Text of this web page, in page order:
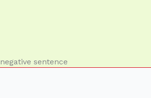
negative sentence